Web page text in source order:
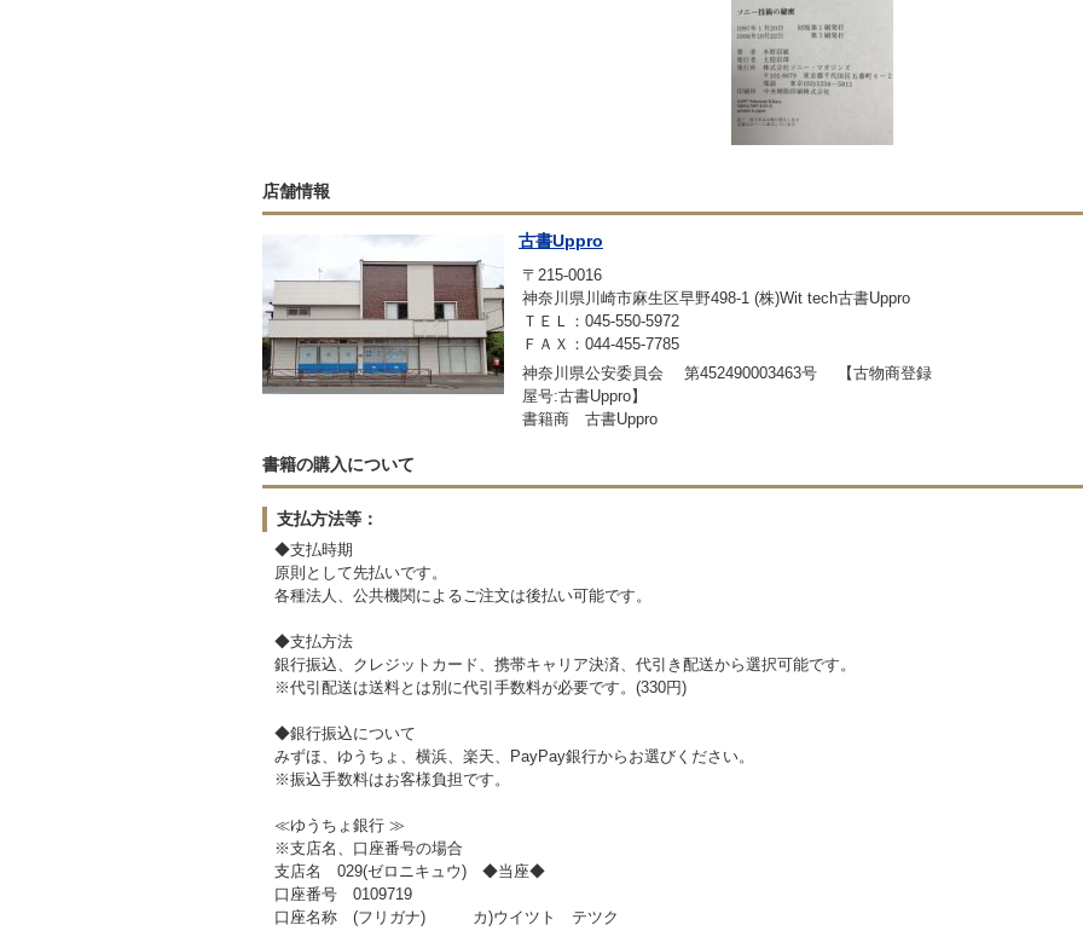
店舗情報
古書Uppro
〒215-0016
神奈川県川崎市麻生区早野498-1 (株)Wit tech古書Uppro
ＴＥＬ：045-550-5972
ＦＡＸ：044-455-7785
神奈川県公安委員会 第452490003463号 【古物商登録
屋号:古書Uppro】
書籍商 古書Uppro
書籍の購入について
支払方法等：
◆支払時期
原則として先払いです。
各種法人、公共機関によるご注文は後払い可能です。
◆支払方法
銀行振込、クレジットカード、携帯キャリア決済、代引き配送から選択可能です。
※代引配送は送料とは別に代引手数料が必要です。(330円)
◆銀行振込について
みずほ、ゆうちょ、横浜、楽天、PayPay銀行からお選びください。
※振込手数料はお客様負担です。
≪ゆうちょ銀行 ≫
※支店名、口座番号の場合
支店名 029(ゼロニキュウ) ◆当座◆
口座番号 0109719
口座名称 (フリガナ) カ)ウイツト テツク